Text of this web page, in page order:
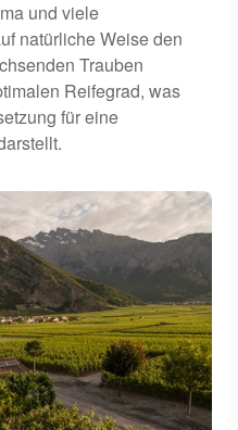
und viele
natürliche Weise den
Trauben
Reifegrad, was
für eine